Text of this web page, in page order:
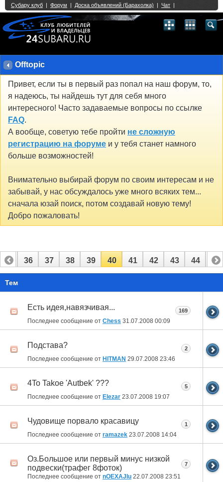
Offtopic
Привет, если ты в первый раз попал на наш форум, то,
я надеюсь, ты найдешь тут для себя много
интересного! Часто задаваемые вопросы по ссылке
FAQ.
А вообще, советую тебе пройти не сложную
регистрацию на форуме и у тебя станет намного
больше возможностей!
Внимательно выбирай форум по своим интересам и не
забывай, у нас обсуждалось уже много всяких тем...
сначала юзай поиск, потом создавай новую тему!
Добро пожаловать!
35 36 37 38 39 40 41 42 43 44 45
Тем
Есть идея,навязчивая...
Последнее сообщение от Chess 31.07.2008 00:09
169
Подстава?
Последнее сообщение от HITMAN 29.07.2008 23:46
2
4To Takoe 'Autbek' ???
Последнее сообщение от Elezar 23.07.2008 19:07
5
Чудовище порвало красавицу
Последнее сообщение от ramazek 23.07.2008 14:04
1
Оз.Большое или первый минус низкой
подвески(трафег 8фоток)
Последнее сообщение от nOEXAJIu 22.07.2008 23:51
7
Single Sign On provided byvBSSO
2 3 4 5 6 7 8 9 10 11 12 13 14 15 16 17 18 21 22 23 24 25 26
27 28 29 30 31 32 33 40 41 42 43